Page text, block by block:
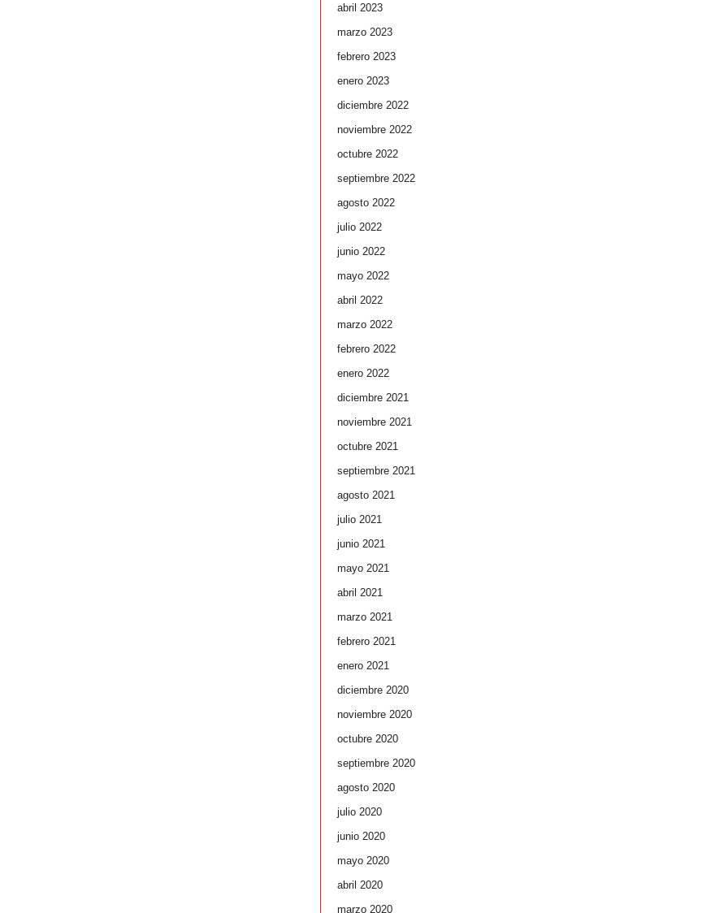
abril 2023
marzo 2023
febrero 2023
enero 2023
diciembre 2022
noviembre 2022
octubre 2022
septiembre 2022
agosto 2022
julio 2022
junio 2022
mayo 2022
abril 2022
marzo 2022
febrero 2022
enero 2022
diciembre 2021
noviembre 2021
octubre 2021
septiembre 2021
agosto 2021
julio 2021
junio 2021
mayo 2021
abril 2021
marzo 2021
febrero 2021
enero 2021
diciembre 2020
noviembre 2020
octubre 2020
septiembre 2020
agosto 2020
julio 2020
junio 2020
mayo 2020
abril 2020
marzo 2020